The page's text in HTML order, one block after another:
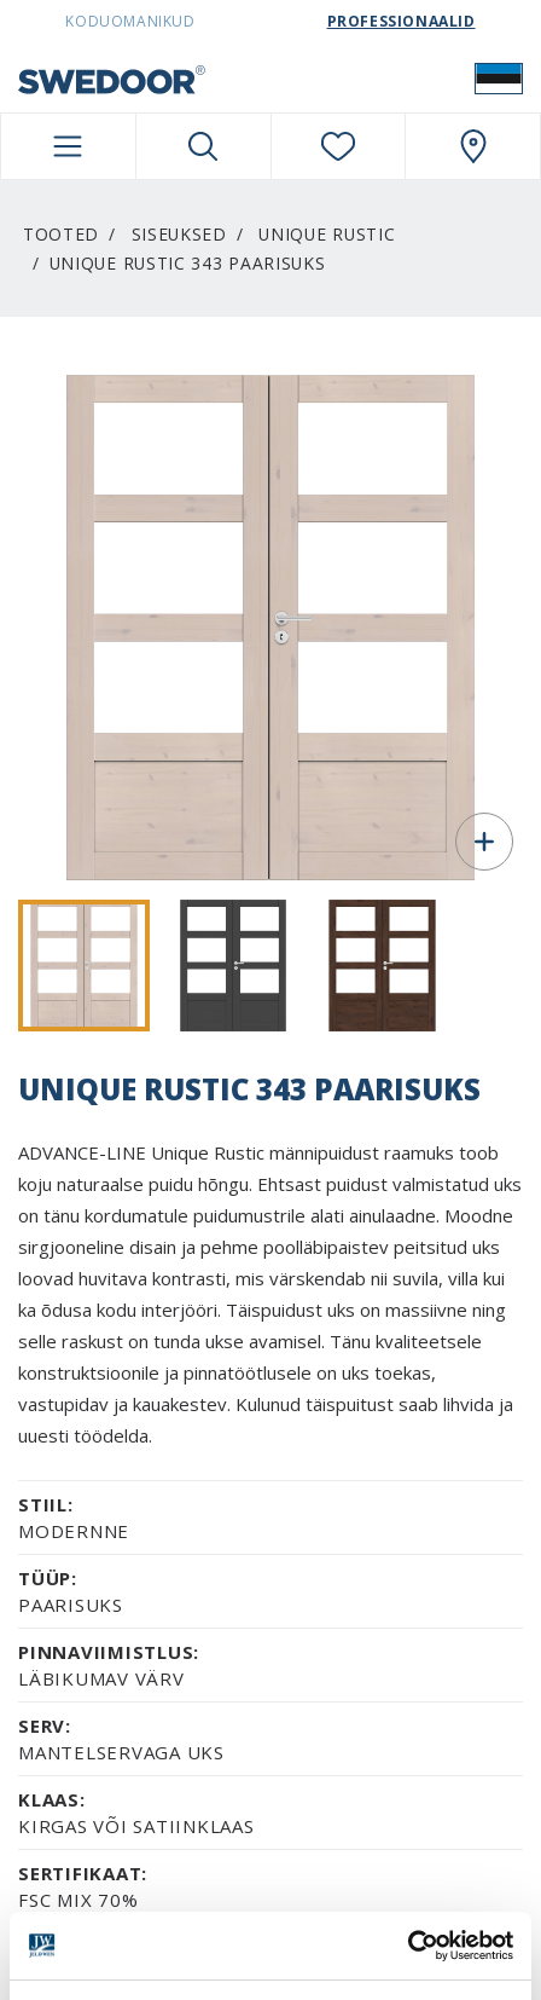
SWEDOORESTONIA NAVIGATION
KODUOMANIKUD PROFESSIONAALID
TOOTED SISEUKSED
UNIQUE RUSTIC
UNIQUE RUSTIC 343 PAARISUKS
UNIQUE RUSTIC 343 PAARISUKS
ADVANCE-LINE Unique Rustic männipuidust raamuks toob
koju naturaalse puidu hõngu. Ehtsast puidust valmistatud uks
on tänu kordumatule puidumustrile alati ainulaadne. Moodne
sirgjooneline disain ja pehme poolläbipaistev peitsitud uks
loovad huvitava kontrasti, mis värskendab nii suvila, villa kui
ka õdusa kodu interjööri. Täispuidust uks on massiivne ning
selle raskust on tunda ukse avamisel. Tänu kvaliteetsele
konstruktsioonile ja pinnatöötlusele on uks toekas,
vastupidav ja kauakestev. Kulunud täispuitust saab lihvida ja
uuesti töödelda.
STIIL:
MODERNNE
TÜÜP:
PAARISUKS
PINNAVIIMISTLUS:
LÄBIKUMAV VÄRV
SERV:
MANTELSERVAGA UKS
KLAAS:
KIRGAS VÕI SATIINKLAAS
SERTIFIKAAT:
FSC MIX 70%
GARANTII: